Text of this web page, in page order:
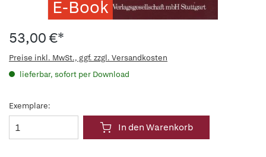
E-Book
53,00 €*
Preise inkl. MwSt., ggf. zzgl. Versandkosten
lieferbar, sofort per Download
Exemplare:
In den Warenkorb